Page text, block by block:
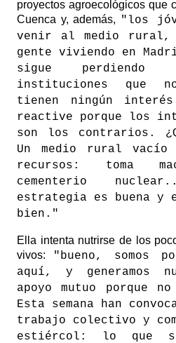
proyectos agroecológicos que
Cuenca y, además, "los
venir al medio rural,
gente viviendo en
sigue perdiendo
instituciones que
tienen ningún
reactive porque los
son los contrarios.
Un medio rural
recursos: toma
cementerio
estrategia es buena y
bien."
Ella intenta nutrirse de los
vivos:
"bueno, somos
aquí, y generamos
apoyo mutuo porque
Esta semana han
trabajo colectivo y
estiércol: lo que